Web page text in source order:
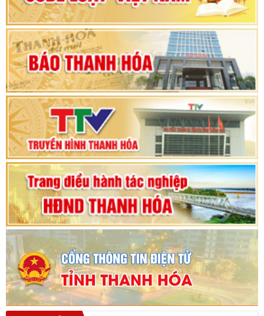
Khai mạc Kỳ họp bất thường lần thứ 9, Quốc
hội khóa XV
Phiên thảo luận Kỳ họp thứ 24, HĐND tỉnh
Thanh Hóa khóa XVIII, nhiệm kỳ 2021 - 2026
Bế mạc Kỳ họp thứ hai bốn, Hội đồng nhân dân
tỉnh khoá XVIII